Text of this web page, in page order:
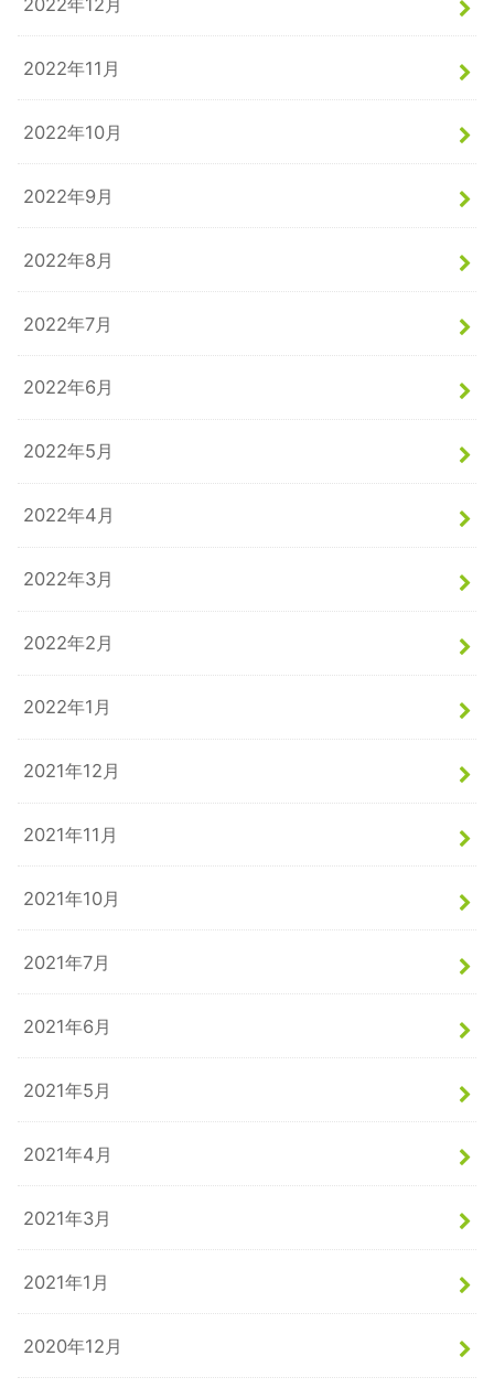
2022年11月
2022年10月
2022年9月
2022年8月
2022年7月
2022年6月
2022年5月
2022年4月
2022年3月
2022年2月
2022年1月
2021年12月
2021年11月
2021年10月
2021年7月
2021年6月
2021年5月
2021年4月
2021年3月
2021年1月
2020年12月